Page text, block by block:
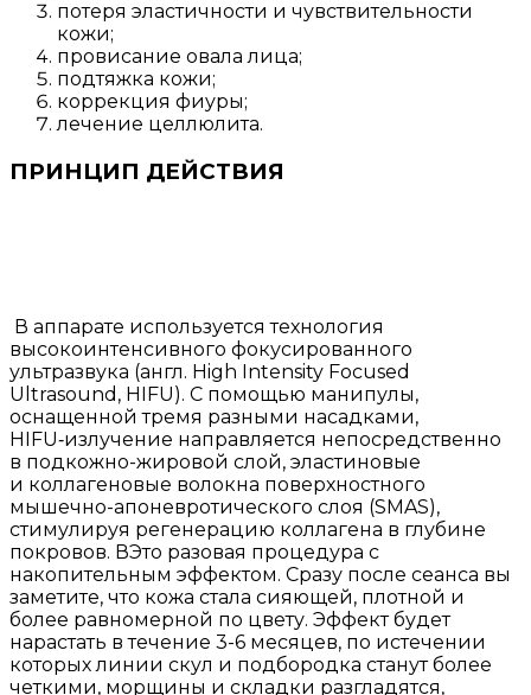
потеря эластичности и чувствительности
кожи;
провисание овала лица;
подтяжка кожи;
коррекция фиуры;
лечение целлюлита.
ПРИНЦИП ДЕЙСТВИЯ
В аппарате используется технология
высокоинтенсивного фокусированного
ультразвука (англ. High Intensity Focused
Ultrasound, HIFU). С помощью манипулы,
оснащенной тремя разными насадками,
HIFU‑излучение направляется непосредственно
в подкожно-жировой слой, эластиновые
и коллагеновые волокна поверхностного
мышечно-апоневротического слоя (SMAS),
стимулируя регенерацию коллагена в глубине
покровов. ВЭто разовая процедура с
накопительным эффектом. Сразу после сеанса вы
заметите, что кожа стала сияющей, плотной и
более равномерной по цвету. Эффект будет
нарастать в течение 3-6 месяцев, по истечении
которых линии скул и подбородка станут более
четкими, морщины и складки разгладятся,